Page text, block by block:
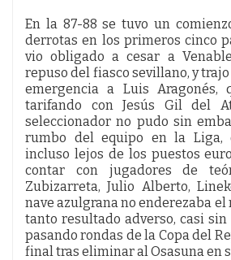
En la 87-88 se tuvo un
derrotas en los primeros cinco
vio obligado a cesar a
repuso del fiasco sevillano, y
emergencia a Luis Aragonés,
tarifando con Jesús Gil del
seleccionador no pudo sin
rumbo del equipo en la Liga,
incluso lejos de los puestos
contar con jugadores de
Zubizarreta, Julio Alberto,
nave azulgrana no enderezaba el
tanto resultado adverso, casi sin
pasando rondas de la Copa del
final tras eliminar al Osasuna en